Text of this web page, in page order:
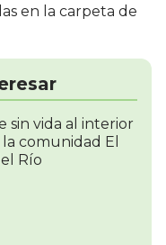
en la carpeta de
sin vida al interior
comunidad El
Río